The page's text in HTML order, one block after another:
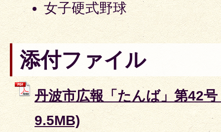
女子硬式野球
添付ファイル
丹波市広報「たんば」第42
9.5MB)